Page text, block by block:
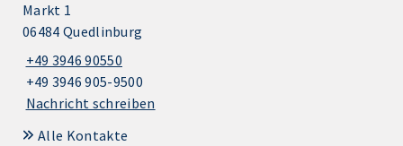
Markt 1
06484 Quedlinburg
+49 3946 90550
+49 3946 905-9500
Nachricht schreiben
Alle Kontakte